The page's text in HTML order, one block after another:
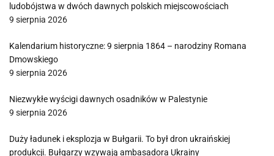
ludobójstwa w dwóch dawnych polskich miejscowościach
9 sierpnia 2026
Kalendarium historyczne: 9 sierpnia 1864 – narodziny Romana
Dmowskiego
9 sierpnia 2026
Niezwykłe wyścigi dawnych osadników w Palestynie
9 sierpnia 2026
Duży ładunek i eksplozja w Bułgarii. To był dron ukraińskiej
produkcji. Bułgarzy wzywają ambasadora Ukrainy